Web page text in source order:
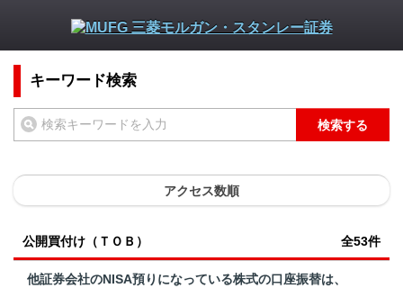
キーワード検索
検索する
アクセス数順
公開買付け（ＴＯＢ） 全53件
他証券会社のNISA預りになっている株式の口座振替は、